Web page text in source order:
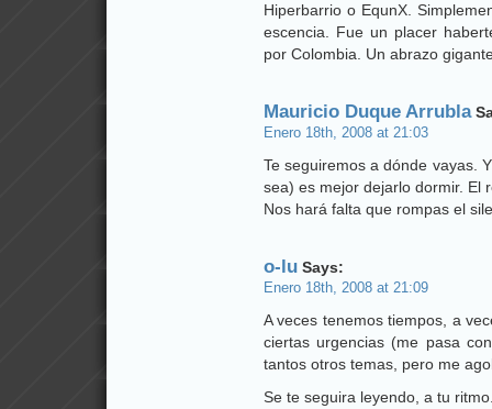
Hiperbarrio o EqunX.
escencia. Fue un placer
por Colombia. Un abrazo
Mauricio Duque Arrubla
Enero 18th, 2008 at 21:03
Te seguiremos a dónde vayas.
sea) es mejor dejarlo dormir. El
Nos hará falta que rompas el
o-lu Says:
Enero 18th, 2008 at 21:09
A veces tenemos tiempos, a
ciertas urgencias (me pasa
tantos otros temas, pero me
Se te seguira leyendo, a tu